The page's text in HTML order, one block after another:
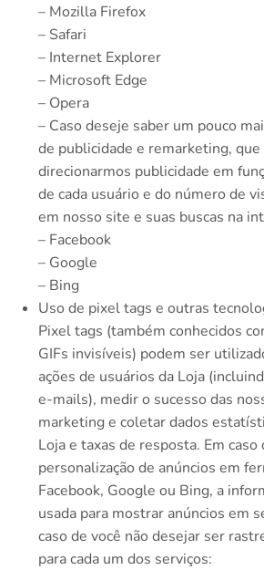
– Mozilla Firefox
– Safari
– Internet Explorer
– Microsoft Edge
– Opera
– Caso deseje saber um pouco
de publicidade e remarketing,
direcionarmos publicidade em
de cada usuário e do número de
em nosso site e suas buscas na
– Facebook
– Google
– Bing
Uso de pixel tags e outras
Pixel tags (também conhecidos
GIFs invisíveis) podem ser
ações de usuários da Loja
e-mails), medir o sucesso das
marketing e coletar dados
Loja e taxas de resposta. Em
personalização de anúncios em
Facebook, Google ou Bing, a
usada para mostrar anúncios em
caso de você não desejar ser
para cada um dos serviços: